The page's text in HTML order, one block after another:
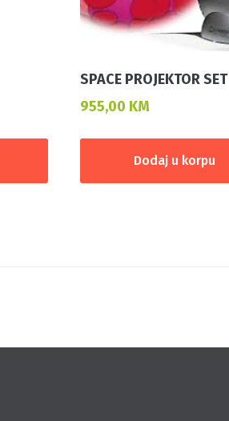
SPACE PROJEKTOR SET
955,00 KM
Dodaj u korpu